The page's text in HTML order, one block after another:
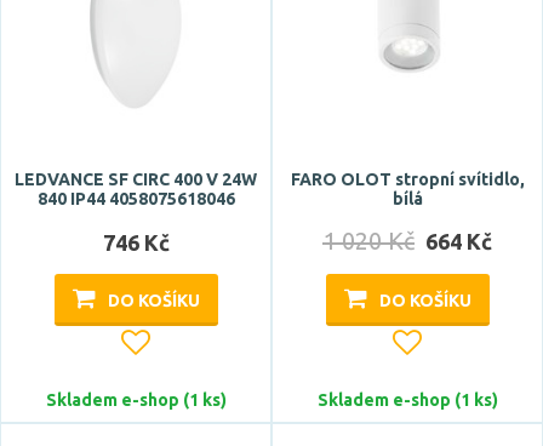
LEDVANCE SF CIRC 400 V 24W
840 IP44 4058075618046
746 Kč
DO KOŠÍKU
Skladem e-shop (1 ks)
FARO OLOT stropní svítidlo,
bílá
1 020 Kč 664 Kč
DO KOŠÍKU
Skladem e-shop (1 ks)